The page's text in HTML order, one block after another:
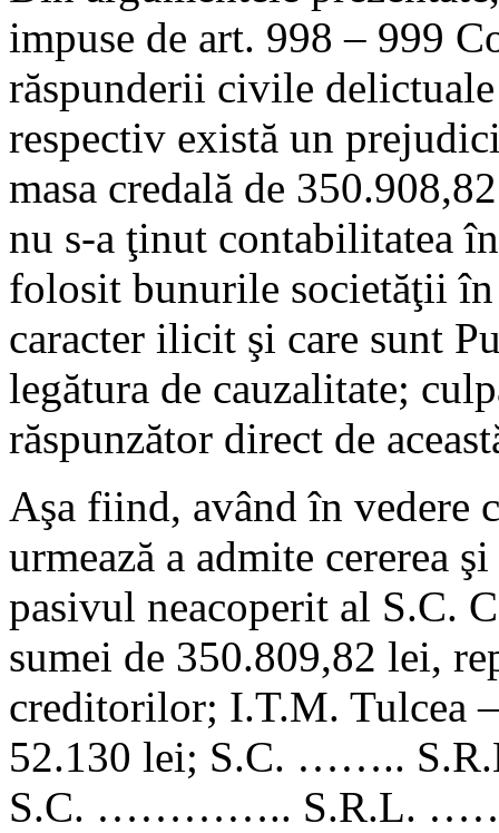
impuse de art. 998 – 999
răspunderii civile
respectiv există un
masa credală de
nu s-a ţinut contabilitatea
folosit bunurile societăţii
caracter ilicit şi care sunt
legătura de cauzalitate;
răspunzător direct de
Aşa fiind, având în vedere
urmează a admite cererea
pasivul neacoperit al S.C.
sumei de 350.809,82 lei,
creditorilor; I.T.M. Tulcea
52.130 lei; S.C. ……..
S.C. ………….. S.R.L.